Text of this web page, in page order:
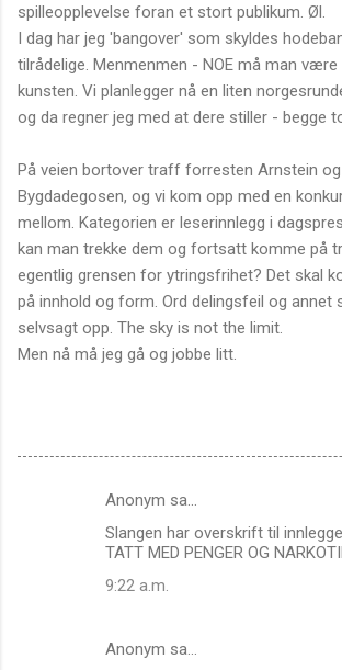
spilleopplevelse foran et stort publikum. Øl.
I dag har jeg 'bangover' som skyldes
tilrådelige. Menmenmen - NOE må man
kunsten. Vi planlegger nå en liten
og da regner jeg med at dere stiller - begge
På veien bortover traff forresten Arnstein og
Bygdadegosen, og vi kom opp med en
mellom. Kategorien er leserinnlegg i
kan man trekke dem og fortsatt komme på
egentlig grensen for ytringsfrihet? Det skal
på innhold og form. Ord delingsfeil og annet
selvsagt opp. The sky is not the limit.
Men nå må jeg gå og jobbe litt.
Anonym sa…
Slangen har overskrift til
TATT MED PENGER OG
9:22 a.m.
Anonym sa…